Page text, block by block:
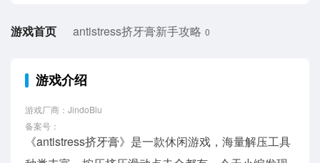
游戏首页 antistress挤牙膏新手攻略 0
游戏介绍
游戏厂商：JindoBlu
备案号：
《antistress挤牙膏》是一款休闲游戏，海量解压工具